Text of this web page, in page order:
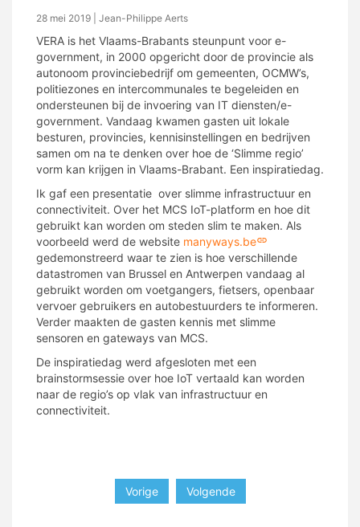
28 mei 2019 | Jean-Philippe Aerts
VERA is het Vlaams-Brabants steunpunt voor e-
government, in 2000 opgericht door de provincie als
autonoom provinciebedrijf om gemeenten, OCMW’s,
politiezones en intercommunales te begeleiden en
ondersteunen bij de invoering van IT diensten/e-
government. Vandaag kwamen gasten uit lokale
besturen, provincies, kennisinstellingen en bedrijven
samen om na te denken over hoe de ‘Slimme regio’
vorm kan krijgen in Vlaams-Brabant. Een inspiratiedag.
Ik gaf een presentatie over slimme infrastructuur en
connectiviteit. Over het MCS IoT-platform en hoe dit
gebruikt kan worden om steden slim te maken. Als
voorbeeld werd de website manyways.be
gedemonstreerd waar te zien is hoe verschillende
datastromen van Brussel en Antwerpen vandaag al
gebruikt worden om voetgangers, fietsers, openbaar
vervoer gebruikers en autobestuurders te informeren.
Verder maakten de gasten kennis met slimme
sensoren en gateways van MCS.
De inspiratiedag werd afgesloten met een
brainstormsessie over hoe IoT vertaald kan worden
naar de regio’s op vlak van infrastructuur en
connectiviteit.
Vorige Volgende